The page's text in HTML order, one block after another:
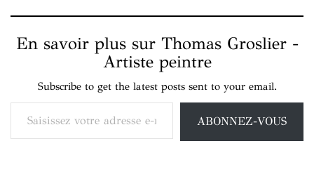
En savoir plus sur Thomas Groslier -
Artiste peintre
Subscribe to get the latest posts sent to your email.
Saisissez votre adresse e-mail…
ABONNEZ-VOUS